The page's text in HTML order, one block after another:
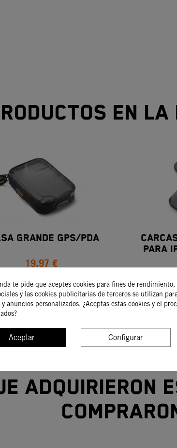
en la
GRANDE GPS/PDA
19,97 €
COMPRAR
PARA
adquirieron
te pide que aceptes cookies para fines de
y las cookies publicitarias de terceros se utilizan
y anuncios personalizados. ¿Aceptas estas cookies y el
Aceptar Configurar